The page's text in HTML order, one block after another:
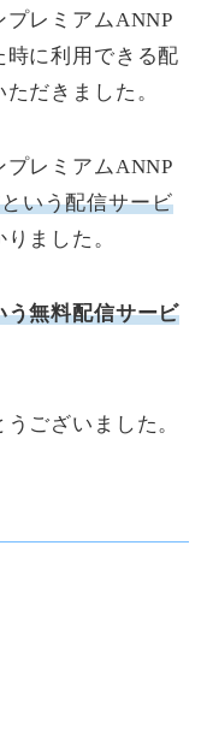
レミアムANNP
時に利用できる配
だきました。
レミアムANNP
いう配信サービ
ました。
う無料配信サービ
ございました。